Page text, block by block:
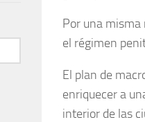
Por una misma
el régimen
El plan de
enriquecer a
interior de las